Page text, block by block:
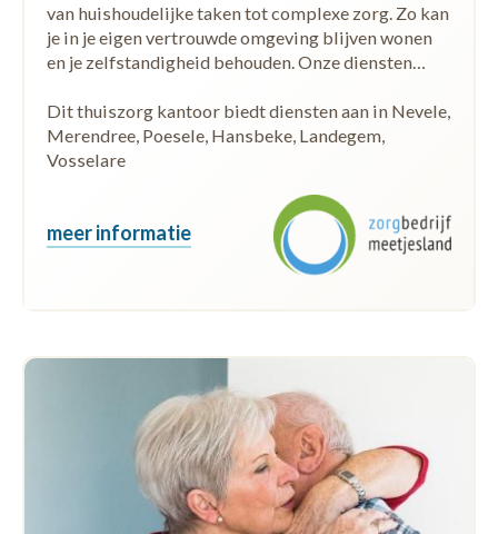
van huishoudelijke taken tot complexe zorg. Zo kan
je in je eigen vertrouwde omgeving blijven wonen
en je zelfstandigheid behouden. Onze diensten…
Dit thuiszorg kantoor biedt diensten aan in Nevele,
Merendree, Poesele, Hansbeke, Landegem,
Vosselare
meer informatie